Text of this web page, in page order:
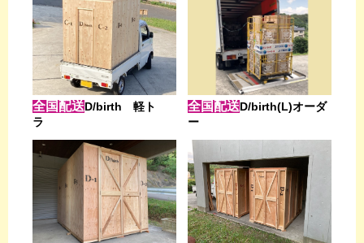
全国配送D/birth 軽ト
ラ
全国配送D/birth(L)オーダ
ー